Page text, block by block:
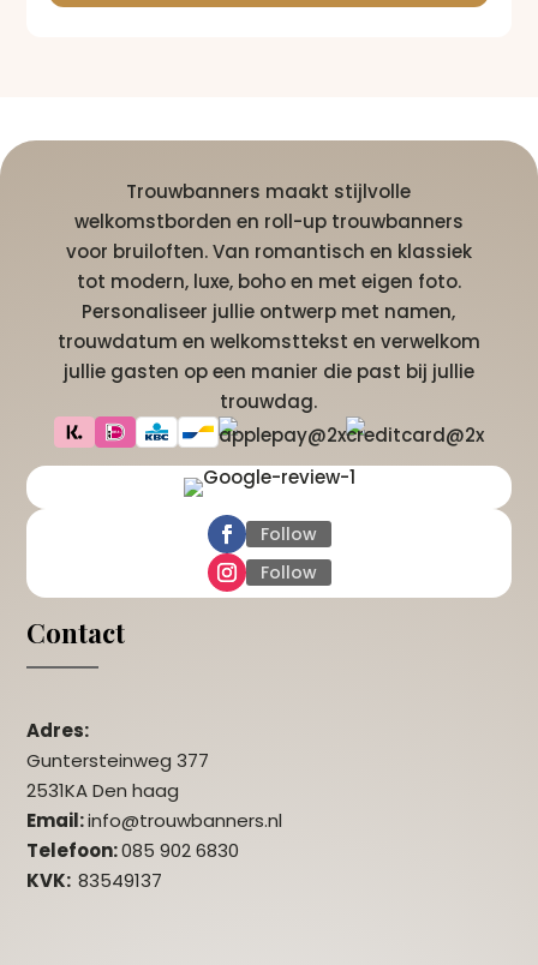
Trouwbanners maakt stijlvolle
welkomstborden en roll-up trouwbanners
voor bruiloften. Van romantisch en klassiek
tot modern, luxe, boho en met eigen foto.
Personaliseer jullie ontwerp met namen,
trouwdatum en welkomsttekst en verwelkom
jullie gasten op een manier die past bij jullie
trouwdag.
Follow
Follow
Contact
Adres:
Guntersteinweg 377
2531KA Den haag
Email:info@trouwbanners.nl
Telefoon:085 902 6830
KVK:83549137